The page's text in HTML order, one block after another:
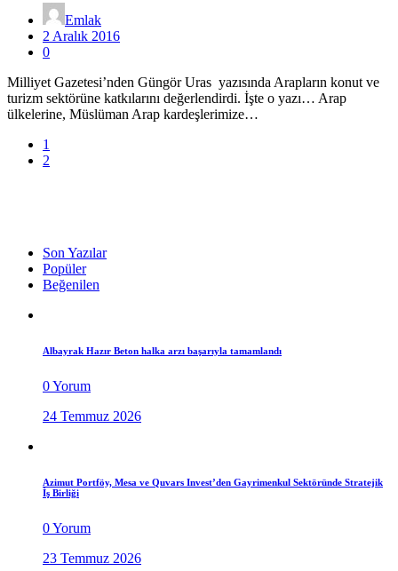
Emlak
2 Aralık 2016
0
Milliyet Gazetesi’nden Güngör Uras yazısında Arapların konut ve
turizm sektörüne katkılarını değerlendirdi. İşte o yazı… Arap
ülkelerine, Müslüman Arap kardeşlerimize…
1
2
Son Yazılar
Popüler
Beğenilen
Albayrak Hazır Beton halka arzı başarıyla tamamlandı
0 Yorum
24 Temmuz 2026
Azimut Portföy, Mesa ve Quvars Invest’den Gayrimenkul Sektöründe Stratejik
İş Birliği
0 Yorum
23 Temmuz 2026